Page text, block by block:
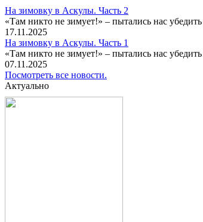
На зимовку в Аскулы. Часть 2
«Там никто не зимует!» – пытались нас
17.11.2025
На зимовку в Аскулы. Часть 1
«Там никто не зимует!» – пытались нас
07.11.2025
Посмотреть все новости.
Актуально